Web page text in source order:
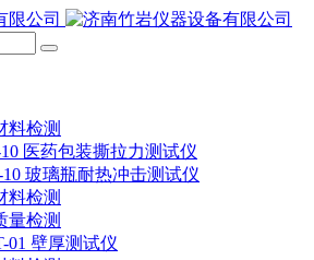
料检测
10 医药包装撕拉力测试仪
10 玻璃瓶耐热冲击测试仪
料检测
量检测
01 壁厚测试仪